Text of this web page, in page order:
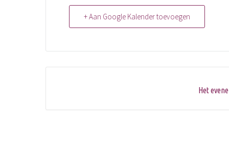
+ Aan Google Kalender toevoegen
Het